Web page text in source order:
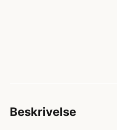
Beskrivelse